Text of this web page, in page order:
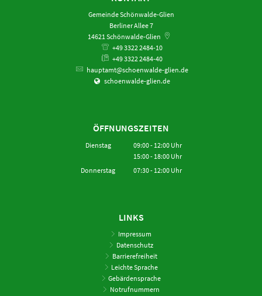
Gemeinde Schönwalde-Glien
Berliner Allee 7
14621Schönwalde-Glien
+49 3322 2484-10
+49 3322 2484-40
hauptamt@schoenwalde-glien.de
schoenwalde-glien.de
ÖFFNUNGSZEITEN
Dienstag 09:00- 12:00Uhr
Von 09:00 bis 12:00 Uhr
15:00- 18:00Uhr
Von 15:00 bis 18:00 Uhr
Donnerstag 07:30- 12:00Uhr
LINKS
Impressum
Datenschutz
Barrierefreiheit
Leichte Sprache
Gebärdensprache
Notrufnummern